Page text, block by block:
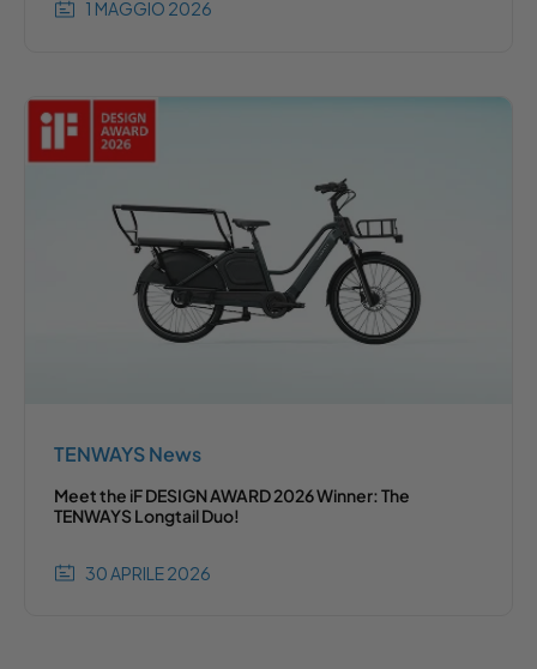
1 MAGGIO 2026
TENWAYS News
Meet the iF DESIGN AWARD 2026 Winner: The
TENWAYS Longtail Duo!
30 APRILE 2026